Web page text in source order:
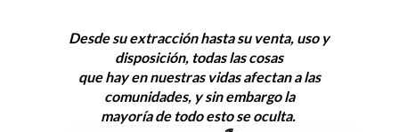
Desde su extracción hasta su venta, uso y
disposición, todas las cosas
que hay en nuestras vidas afectan a las
comunidades, y sin embargo la
mayoría de todo esto se oculta.